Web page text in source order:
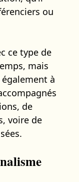
ou
ce type de
mais
à
de
voire de